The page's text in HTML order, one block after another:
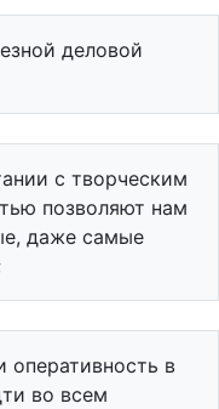
деловой
с творческим
позволяют нам
даже самые
оперативность в
во всем